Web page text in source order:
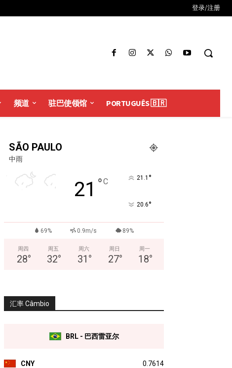
登录/注册
频道 驻巴使领馆 PORTUGUÊS 🇧🇷
SÃO PAULO
中雨
21 °C 21.1 °
20.6°
69% 0.9m/s 89%
周四
28°
周五
32°
周六
31 °
周日
27°
周一
18°
汇率 Câmbio
BRL - 巴西雷亚尔
CNY 0.7614